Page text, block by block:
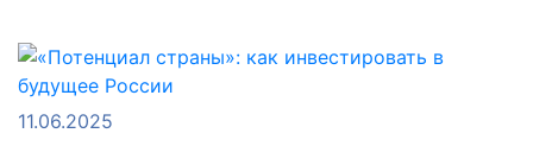
11.06.2025